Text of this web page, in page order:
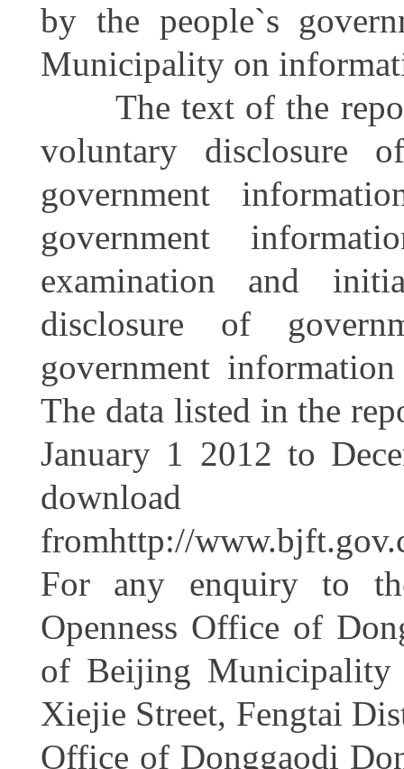
by the people`s
Municipality on
The text of the report
voluntary disclosure
government
government
examination and
disclosure of
government
The data listed in the
January 1 2012 to
download
fromhttp://
For any enquiry to
Openness Office of
of Beijing Municipality
Xiejie Street, Fengtai
Office of Donggaodi